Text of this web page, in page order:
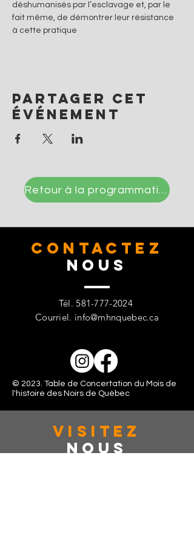
déshumanisés par l’esclavage et, par le
fait même, de démontrer leur résistance
à cette pratique
Partager cet
événement
Retour à la programmation
CONTACTez
Nous
Tél.581-777-2024
Courriel. info@mhnquebec.ca
© 2023. Table de Concertation du Mois de
l'histoire des Noirs de Québec
VISITez
Nous